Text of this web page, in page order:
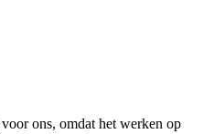
ons, omdat het werken op